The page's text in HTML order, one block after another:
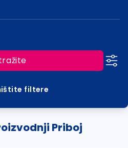
filtere
Priboj